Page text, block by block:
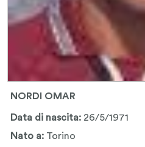
NORDI OMAR
Data di nascita: 26/5/1971
Nato a: Torino